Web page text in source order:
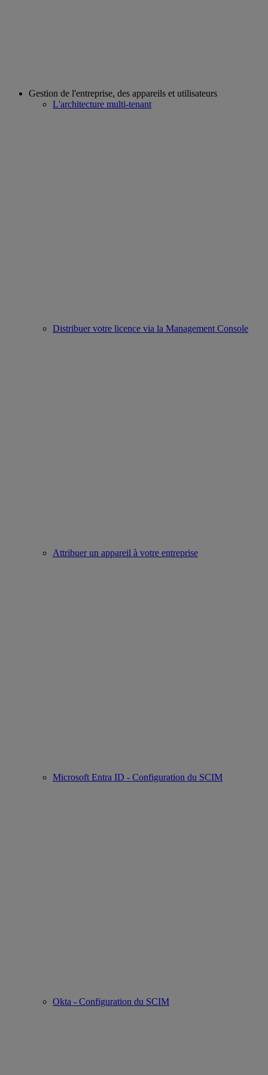
Gestion de l'entreprise, des appareils et utilisateurs
L'architecture multi-tenant
Distribuer votre licence via la Management Console
Attribuer un appareil à votre entreprise
Microsoft Entra ID - Configuration du SCIM
Okta - Configuration du SCIM